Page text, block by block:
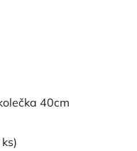
40cm